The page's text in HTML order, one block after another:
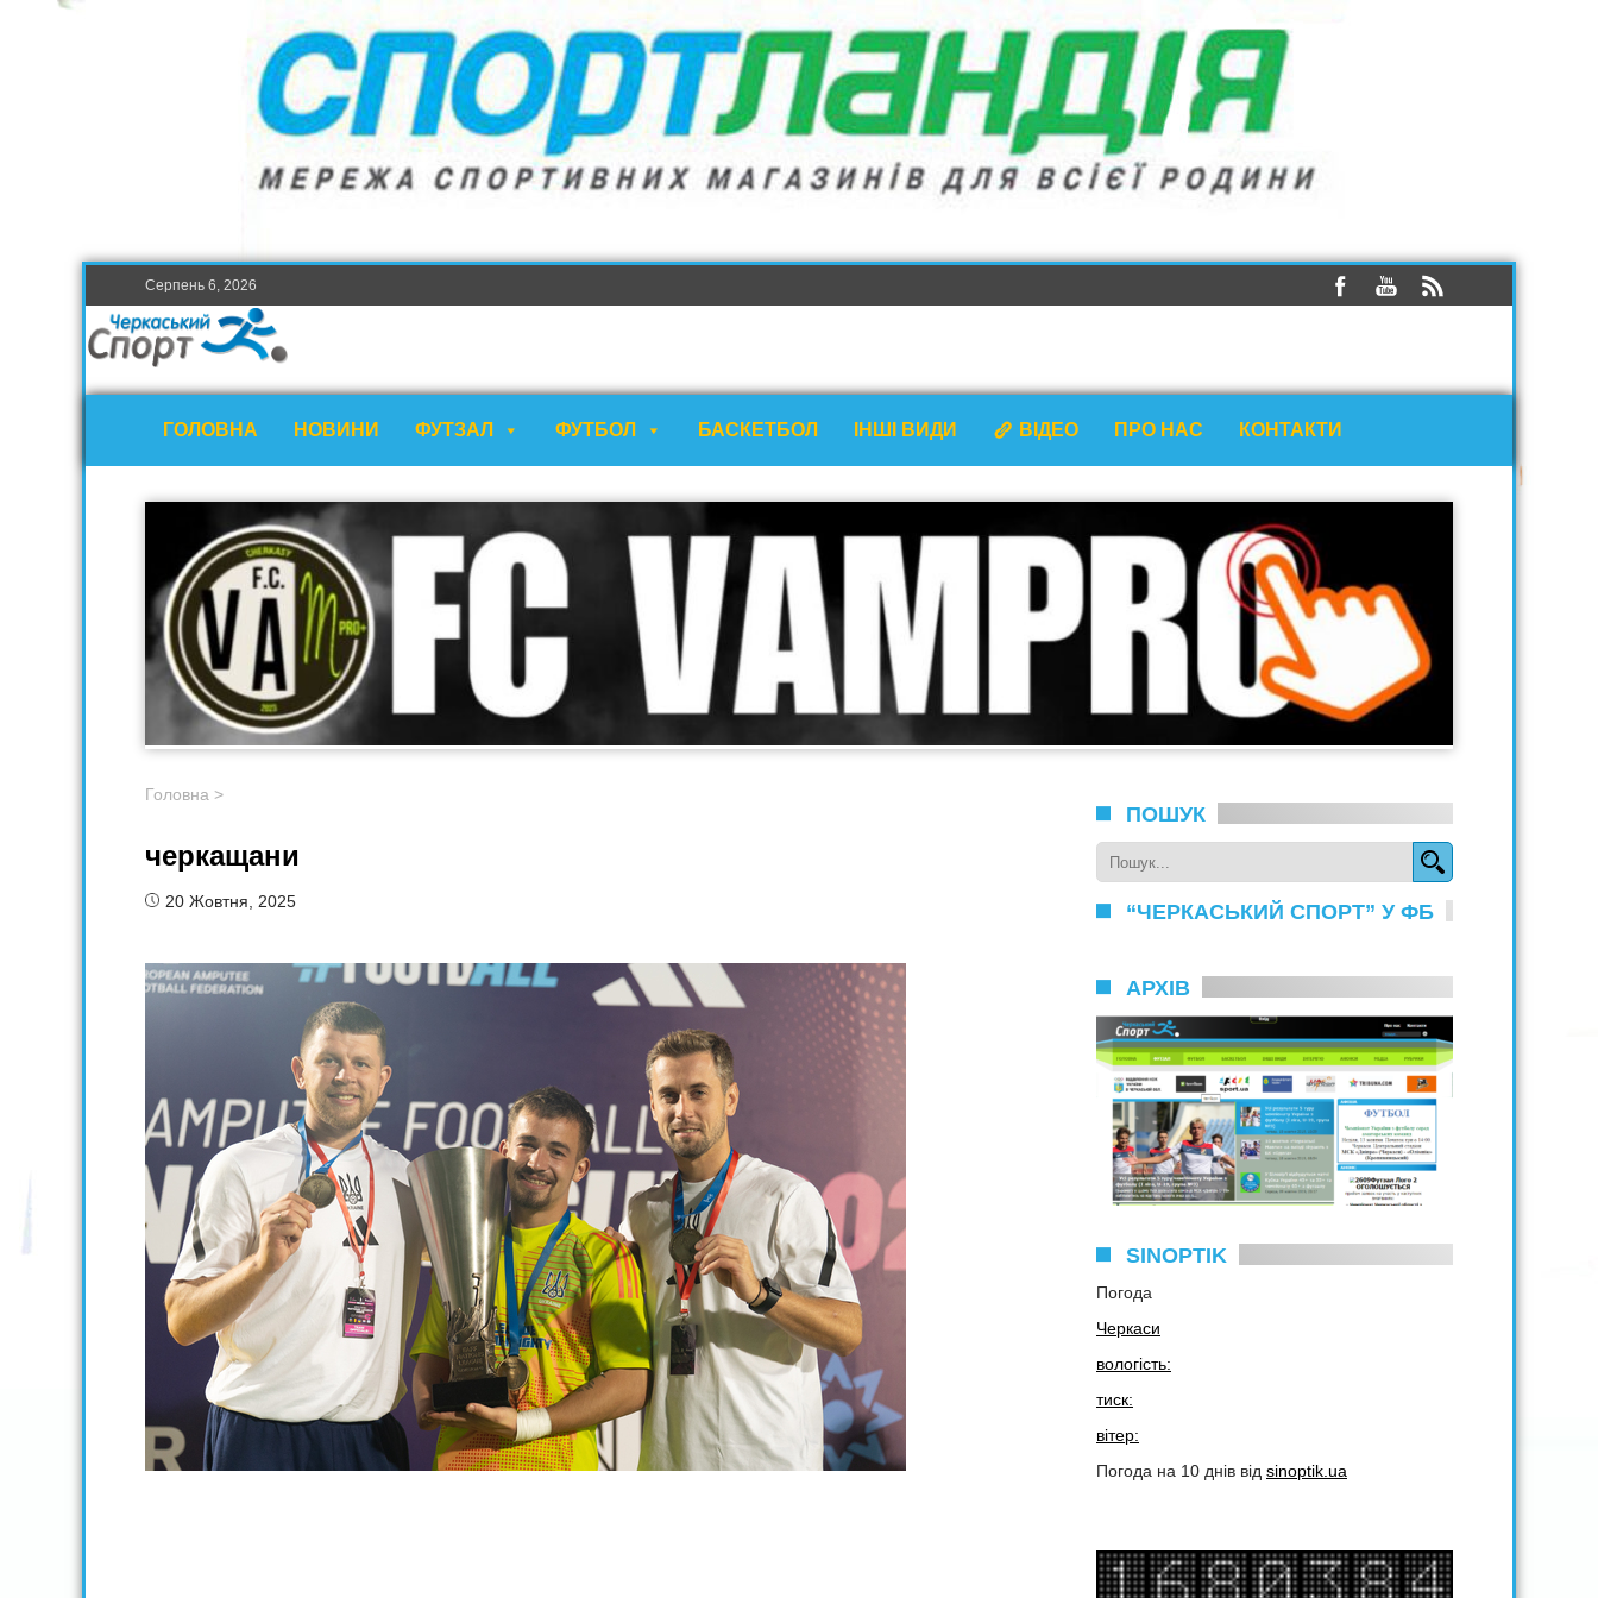
Серпень 6, 2026
ГОЛОВНА НОВИНИ ФУТЗАЛ ФУТБОЛ БАСКЕТБОЛ ІНШІ ВИДИ ВІДЕО ПРО НАС КОНТАКТИ
Головна >
черкащани
20 Жовтня, 2025
ПОШУК
“ЧЕРКАСЬКИЙ СПОРТ” У ФБ
АРХІВ
SINOPTIK
Погода
Черкаси
вологість:
тиск:
вітер:
Погода на 10 днів від sinoptik.ua